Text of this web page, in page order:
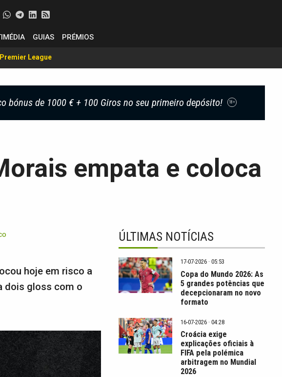
GUIAS PRÉMIOS
Premier League
bónus de 1000 € + 100 Giros no seu primeiro depósito! 18+
empata e coloca
hoje em risco a
dois gloss com o
ÚLTIMAS NOTÍCIAS
17-07-2026 · 05:53
Copa do Mundo 2026: As
5 grandes potências que
decepcionaram no novo
formato
16-07-2026 · 04:28
Croácia exige
explicações oficiais à
FIFA pela polémica
arbitragem no Mundial
2026